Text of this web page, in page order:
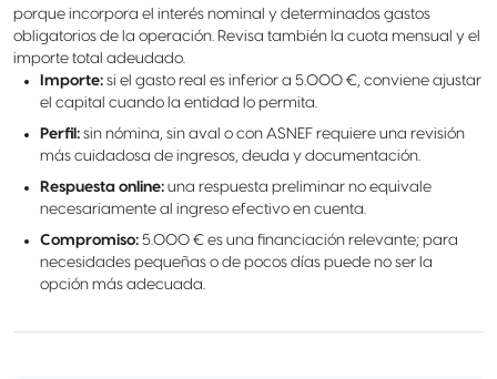
porque incorpora el interés nominal y determinados gastos
obligatorios de la operación. Revisa también la cuota mensual y el
importe total adeudado.
Importe: si el gasto real es inferior a 5.000 €, conviene ajustar
el capital cuando la entidad lo permita.
Perfil: sin nómina, sin aval o con ASNEF requiere una revisión
más cuidadosa de ingresos, deuda y documentación.
Respuesta online: una respuesta preliminar no equivale
necesariamente al ingreso efectivo en cuenta.
Compromiso: 5.000 € es una financiación relevante; para
necesidades pequeñas o de pocos días puede no ser la
opción más adecuada.